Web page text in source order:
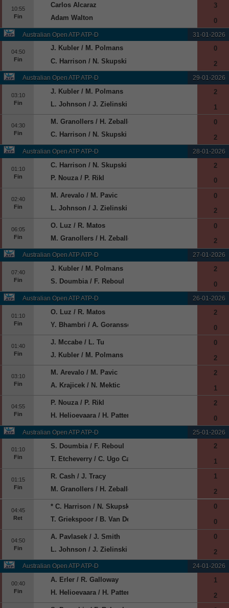
10:55
Fin
Carlos Alcaraz
Adam Walton
3
0
Australian Open ATP ATP-D 31-01-2026
04:50
Fin
J. Kubler / M. Polmans
C. Harrison / N. Skupski
0
2
Australian Open ATP ATP-D 29-01-2026
03:10
Fin
J. Kubler / M. Polmans
L. Johnson / J. Zielinski
2
1
04:30
Fin
M. Granollers / H. Zeballos
C. Harrison / N. Skupski
0
2
Australian Open ATP ATP-D 28-01-2026
01:10
Fin
C. Harrison / N. Skupski
P. Nouza / P. Rikl
2
0
02:40
Fin
M. Arevalo / M. Pavic
L. Johnson / J. Zielinski
0
2
06:05
Fin
O. Luz / R. Matos
M. Granollers / H. Zeballos
0
2
Australian Open ATP ATP-D 27-01-2026
07:40
Fin
J. Kubler / M. Polmans
S. Doumbia / F. Reboul
2
0
Australian Open ATP ATP-D 26-01-2026
01:10
Fin
O. Luz / R. Matos
Y. Bhambri / A. Goransson
2
0
01:40
Fin
J. Mccabe / L. Tu
J. Kubler / M. Polmans
0
2
03:10
Fin
M. Arevalo / M. Pavic
A. Krajicek / N. Mektic
2
1
04:55
Fin
P. Nouza / P. Rikl
H. Helioevaara / H. Patten
2
0
Australian Open ATP ATP-D 25-01-2026
01:10
Fin
S. Doumbia / F. Reboul
T. Etcheverry / C. Ugo Carabelli
2
1
01:15
Fin
R. Cash / J. Tracy
M. Granollers / H. Zeballos
1
2
04:45
Ret
* C. Harrison / N. Skupski
T. Griekspoor / B. Van De Zandschulp
0
0
04:50
Fin
A. Pavlasek / J. Smith
L. Johnson / J. Zielinski
0
2
Australian Open ATP ATP-D 24-01-2026
00:40
Fin
A. Erler / R. Galloway
H. Helioevaara / H. Patten
1
2